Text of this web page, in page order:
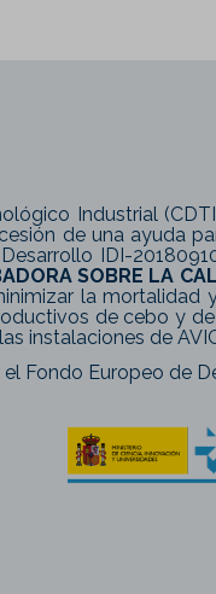
Industrial
de una ayuda
IDI-
SOBRE LA
la
de cebo y
instalaciones de
Fondo Europeo de